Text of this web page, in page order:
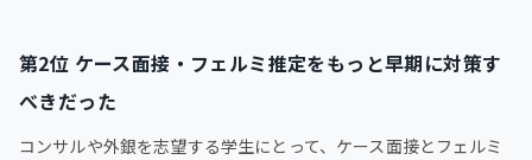
第2位 ケース面接・フェルミ推定をもっと早期に対策す
べきだった
コンサルや外銀を志望する学生にとって、ケース面接とフェルミ